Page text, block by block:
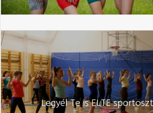
Legyél Te is ELTE